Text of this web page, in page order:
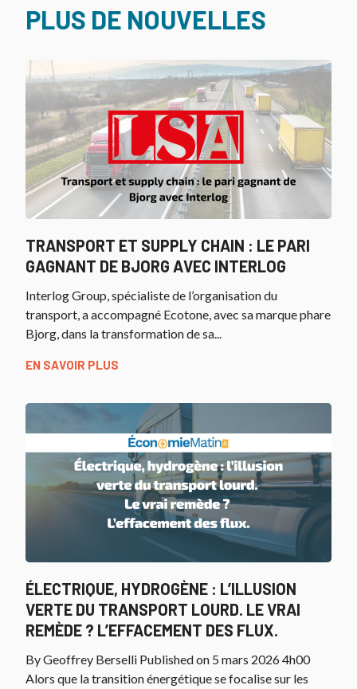
PLUS DE NOUVELLES
TRANSPORT ET SUPPLY CHAIN : LE PARI
GAGNANT DE BJORG AVEC INTERLOG
Interlog Group, spécialiste de l’organisation du
transport, a accompagné Ecotone, avec sa marque phare
Bjorg, dans la transformation de sa...
EN SAVOIR PLUS
ÉLECTRIQUE, HYDROGÈNE : L’ILLUSION
VERTE DU TRANSPORT LOURD. LE VRAI
REMÈDE ? L’EFFACEMENT DES FLUX.
By Geoffrey Berselli Published on 5 mars 2026 4h00
Alors que la transition énergétique se focalise sur les